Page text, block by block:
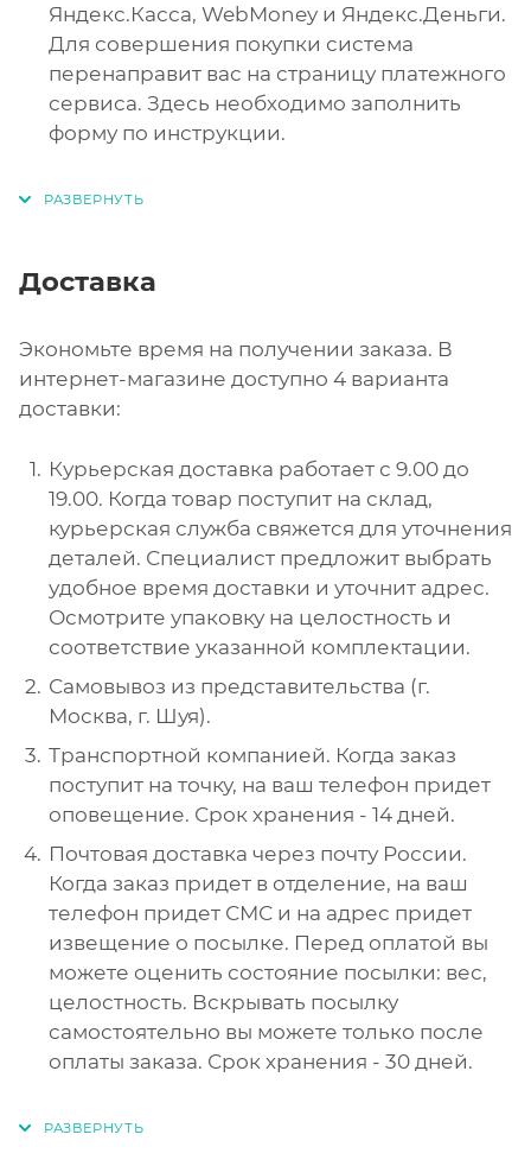
Яндекс.Касса, WebMoney и Яндекс.Деньги.
Для совершения покупки система
перенаправит вас на страницу платежного
сервиса. Здесь необходимо заполнить
форму по инструкции.
Доставка
Экономьте время на получении заказа. В
интернет-магазине доступно 4 варианта
доставки:
Курьерская доставка работает с 9.00 до
19.00. Когда товар поступит на склад,
курьерская служба свяжется для уточнения
деталей. Специалист предложит выбрать
удобное время доставки и уточнит адрес.
Осмотрите упаковку на целостность и
соответствие указанной комплектации.
Самовывоз из представительства (г.
Москва, г. Шуя).
Транспортной компанией. Когда заказ
поступит на точку, на ваш телефон придет
оповещение. Срок хранения - 14 дней.
Почтовая доставка через почту России.
Когда заказ придет в отделение, на ваш
телефон придет СМС и на адрес придет
извещение о посылке. Перед оплатой вы
можете оценить состояние посылки: вес,
целостность. Вскрывать посылку
самостоятельно вы можете только после
оплаты заказа. Срок хранения - 30 дней.